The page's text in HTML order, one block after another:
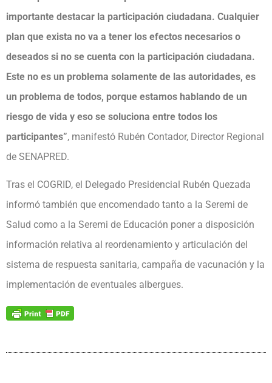
importante destacar la participación ciudadana. Cualquier
plan que exista no va a tener los efectos necesarios o
deseados si no se cuenta con la participación ciudadana.
Este no es un problema solamente de las autoridades, es
un problema de todos, porque estamos hablando de un
riesgo de vida y eso se soluciona entre todos los
participantes”, manifestó Rubén Contador, Director Regional
de SENAPRED.
Tras el COGRID, el Delegado Presidencial Rubén Quezada
informó también que encomendado tanto a la Seremi de
Salud como a la Seremi de Educación poner a disposición
información relativa al reordenamiento y articulación del
sistema de respuesta sanitaria, campaña de vacunación y la
implementación de eventuales albergues.